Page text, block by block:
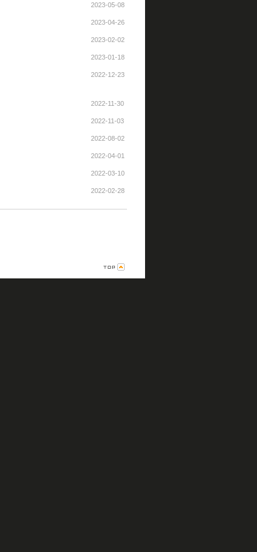
2023-05-08
2023-04-26
2023-02-02
2023-01-18
2022-12-23
2022-11-30
2022-11-03
2022-08-02
2022-04-01
2022-03-10
2022-02-28